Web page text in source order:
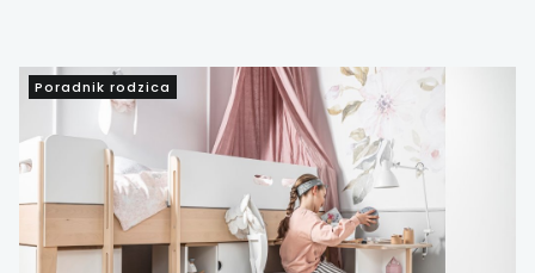
Poradnik rodzica